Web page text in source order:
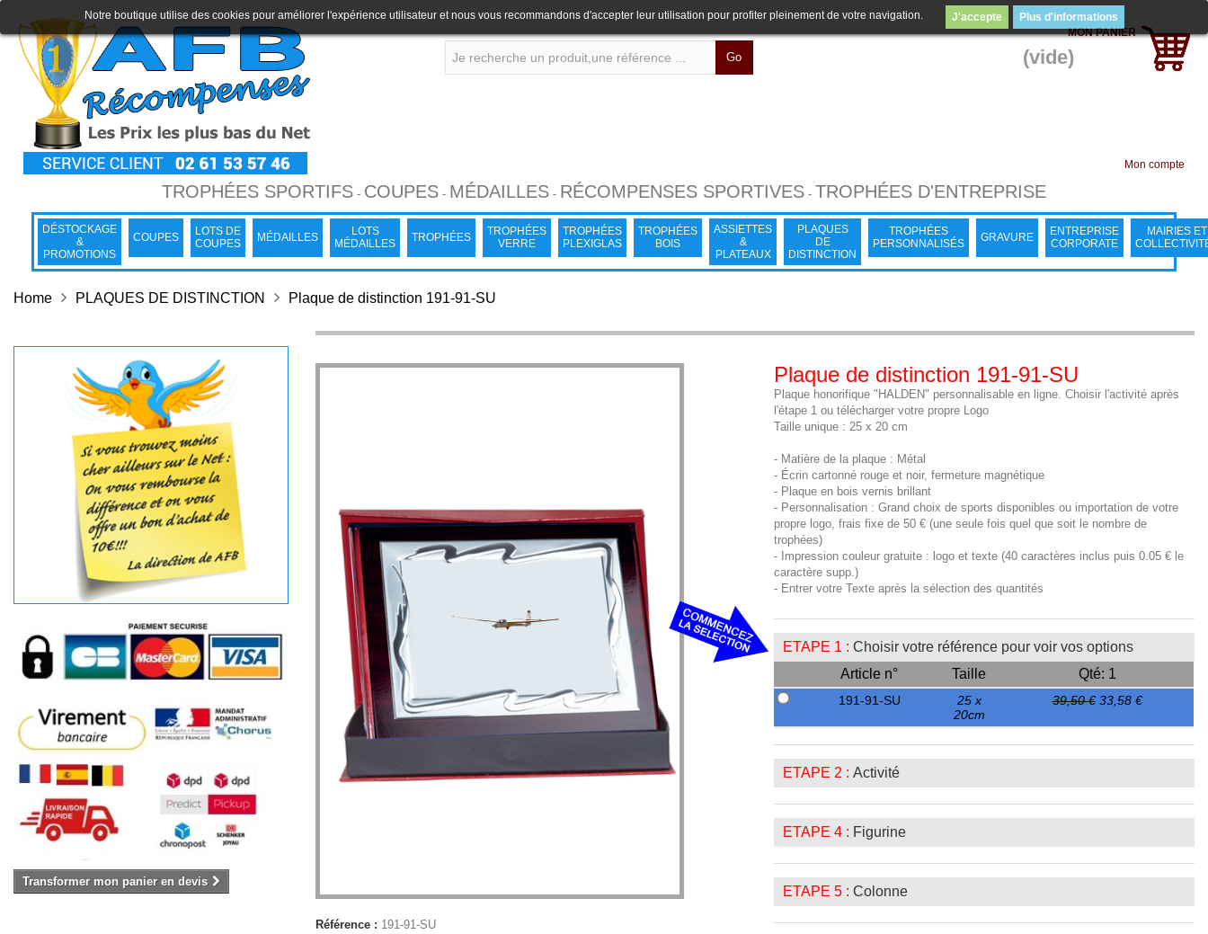
Go
MON PANIER
(vide)
Mon compte
TROPHÉES SPORTIFS- COUPES- MÉDAILLES- RÉCOMPENSES SPORTIVES- TROPHÉES D'ENTREPRISE
DÉSTOCKAGE
&
PROMOTIONS
COUPES
LOTS DE
COUPES
MÉDAILLES
LOTS
MÉDAILLES
TROPHÉES
TROPHÉES
VERRE
TROPHÉES
PLEXIGLAS
TROPHÉES
BOIS
ASSIETTES
&
PLATEAUX
PLAQUES
DE
DISTINCTION
TROPHÉES
PERSONNALISÉS
GRAVURE
ENTREPRISE
CORPORATE
MAIRIES ET
Notre boutique utilise des cookies pour améliorer l'expérience utilisateur et nous vous recommandons d'accepter leur utilisation pour profiter pleinement de votre navigation. J'accepte Plus d'informations
Home PLAQUES DE DISTINCTION Plaque de distinction 191-91-SU
Transformer mon panier en devis
Référence : 191-91-SU
Plaque de distinction 191-91-SU
Plaque honorifique "HALDEN" personnalisable en ligne. Choisir l'activité après
l'étape 1 ou télécharger votre propre Logo
Taille unique : 25 x 20 cm
- Matière de la plaque : Métal
- Écrin cartonné rouge et noir, fermeture magnétique
- Plaque en bois vernis brillant
- Personnalisation : Grand choix de sports disponibles ou importation de votre
propre logo, frais fixe de 50 € (une seule fois quel que soit le nombre de
trophées)
- Impression couleur gratuite : logo et texte (40 caractères inclus puis 0.05 € le
caractère supp.)
- Entrer votre Texte après la sélection des quantités
ETAPE 1 : Choisir votre référence pour voir vos options
Article n°
Taille Qté: 1
191-91-SU
25 x
20cm
39,50 € 33,58 €
ETAPE 2 : Activité
ETAPE 4 : Figurine
ETAPE 5 : Colonne